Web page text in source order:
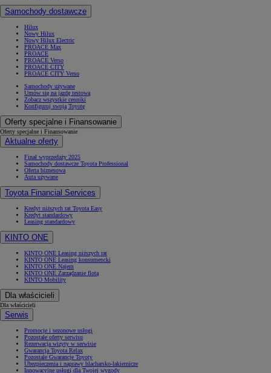
Samochody dostawcze
Hilux
Nowy Hilux
Nowy Hilux Electric
PROACE Max
PROACE
PROACE Verso
PROACE CITY
PROACE CITY Verso
Samochody używane
Umów się na jazdę testową
Zobacz wszystkie cenniki
Konfiguruj swoją Toyotę
Oferty specjalne i Finansowanie
Oferty specjalne i Finansowanie
Aktualne oferty
Finał wyprzedaży 2025
Samochody dostawcze Toyota Professional
Oferta biznesowa
Auta używane
Toyota Financial Services
Kredyt niższych rat Toyota Easy
Kredyt standardowy
Leasing standardowy
KINTO ONE
KINTO ONE Leasing niższych rat
KINTO ONE Leasing konsumencki
KINTO ONE Najem
KINTO ONE Zarządzanie flotą
KINTO Mobility
Dla właścicieli
Dla właścicieli
Serwis
Promocje i sezonowe usługi
Pozostałe oferty serwisu
Rezerwacja wizyty w serwisie
Gwarancja Toyota Relax
Pozostałe Gwarancje Toyoty
Ubezpieczenia i naprawy blacharsko-lakiernicze
Innowacyjne usługi dla Twojej wygody